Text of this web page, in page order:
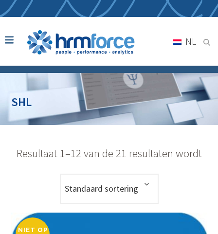
NL
SHL
Resultaat 1–12 van de 21 resultaten wordt
Standaard sortering
NIET OP